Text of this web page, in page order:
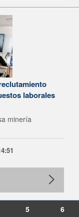
laborales
minería
5
6